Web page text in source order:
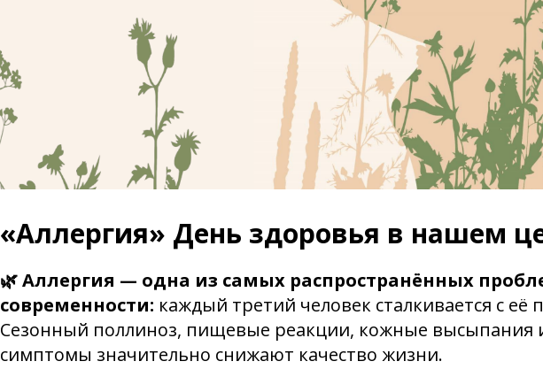
«Аллергия» День здоровья в нашем
🌿 Аллергия — одна из самых распространённых
современности: каждый третий человек сталкивается с её
Сезонный поллиноз, пищевые реакции, кожные высыпания
симптомы значительно снижают качество жизни.